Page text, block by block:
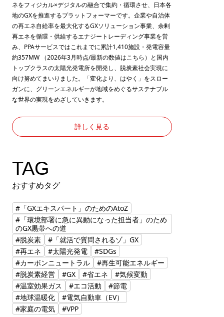
ネをフィジカル×デジタルの融合で集約・循環させ、日本各
地のGXを推進するプラットフォーマーです。企業や自治体
の再エネ自給率を最大化するGXソリューション事業、余剰
再エネを循環・供給するエナジートレーディング事業を営
み、PPAサービスではこれまでに累計1,410施設・発電容量
約357MW （2026年3月時点/最新の数値はこちら ）と国内
トップクラスの太陽光発電所を開発し、脱炭素社会実現に
向け努めてまいりました。「変化より、はやく」をスロー
ガンに、グリーンエネルギーが地域をめぐるサステナブル
な世界の実現をめざしていきます。
詳しく見る
TAG
おすすめタグ
#「GXエキスパート」のためのAtoZ
#「環境部署に急に異動になった担当者」のため
のGX黒帯への道
#脱炭素
#「就活で質問されるゾ」GX
#再エネ
#太陽光発電
#SDGs
#カーボンニュートラル
#再生可能エネルギー
#脱炭素経営
#GX #省エネ
#気候変動
#温室効果ガス
#エコ活動
#節電
#地球温暖化
#電気自動車（EV）
#家庭の電気
#VPP